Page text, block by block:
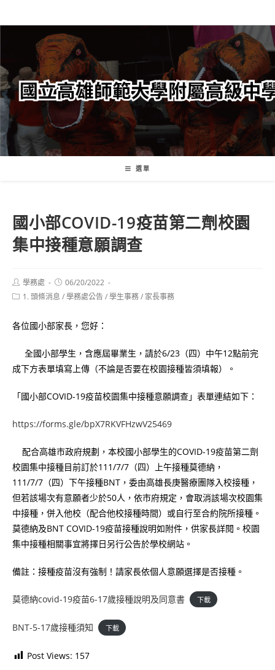
轉
要
內
容
選單
國小部COVID-19疫苗第二劑校園
集中接種意願調查
Post
author:
學務處
Post
published:
06/20/2022
Post1. 頭條消息 /學務處公告/學生事務/ 家長事務
各位國小部家長，您好：
全國小部學生，含應屆畢業生，請於6/23（四）中午12點前完
成下方表單填寫上傳（不論是否要在校園接種皆須填報）。
「國小部COVID-19疫苗校園集中接種意願調查」表單連結如下：
https://forms.gle/bpX7RKVFHzwV25469
配合高雄市政府規劃，本校國小部學生的COVID-19疫苗第二劑
校園集中接種目前訂於111/7/7（四）上午接種莫德納，
111/7/7（四）下午接種BNT，委由高雄長庚醫療團隊入校接種，
但若該場次有意願者少於50人，依市府規定，會取消該場次校園集
中接種，併入他校（配合他校接種時間）或自行至合約院所接種。
莫德納及BNT COVID-19疫苗接種說明如附件，供家長詳閱。校園
集中接種相關事宜將擇日另行公告於學校網站。
備註：接種疫苗沒有強制！請家長依個人意願選擇是否接種。
莫德納covid-19疫苗6-17歲接種說明及同意書 下載
BNT-5-17歲接種須知 下載
Post Views: 157